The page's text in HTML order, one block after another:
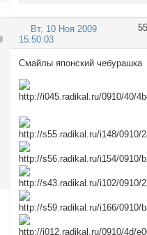
55
Вт, 10 Ноя 2009
15:50:03
Смайлы японский чебурашка